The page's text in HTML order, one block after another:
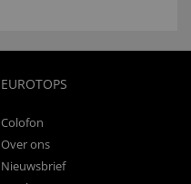
EUROTOPS
Colofon
Over ons
Nieuwsbrief